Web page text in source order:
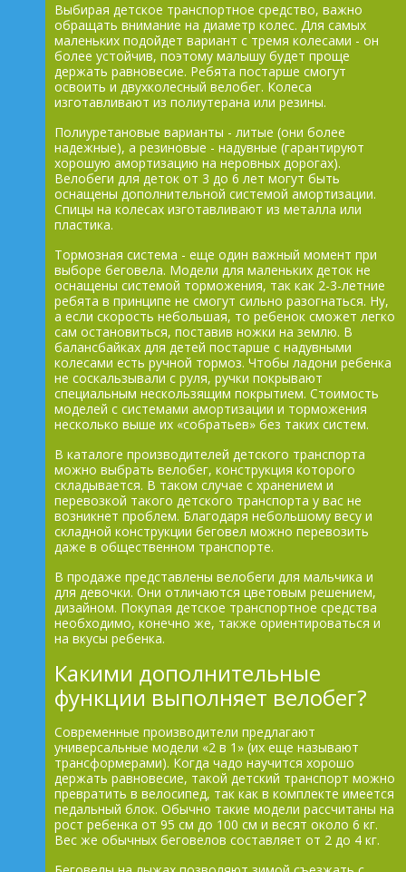
Выбирая детское транспортное средство, важно
обращать внимание на диаметр колес. Для самых
маленьких подойдет вариант с тремя колесами - он
более устойчив, поэтому малышу будет проще
держать равновесие. Ребята постарше смогут
освоить и двухколесный велобег. Колеса
изготавливают из полиутерана или резины.
Полиуретановые варианты - литые (они более
надежные), а резиновые - надувные (гарантируют
хорошую амортизацию на неровных дорогах).
Велобеги для деток от 3 до 6 лет могут быть
оснащены дополнительной системой амортизации.
Спицы на колесах изготавливают из металла или
пластика.
Тормозная система - еще один важный момент при
выборе беговела. Модели для маленьких деток не
оснащены системой торможения, так как 2-3-летние
ребята в принципе не смогут сильно разогнаться. Ну,
а если скорость небольшая, то ребенок сможет легко
сам остановиться, поставив ножки на землю. В
балансбайках для детей постарше с надувными
колесами есть ручной тормоз. Чтобы ладони ребенка
не соскальзывали с руля, ручки покрывают
специальным нескользящим покрытием. Стоимость
моделей с системами амортизации и торможения
несколько выше их «собратьев» без таких систем.
В каталоге производителей детского транспорта
можно выбрать велобег, конструкция которого
складывается. В таком случае с хранением и
перевозкой такого детского транспорта у вас не
возникнет проблем. Благодаря небольшому весу и
складной конструкции беговел можно перевозить
даже в общественном транспорте.
В продаже представлены велобеги для мальчика и
для девочки. Они отличаются цветовым решением,
дизайном. Покупая детское транспортное средства
необходимо, конечно же, также ориентироваться и
на вкусы ребенка.
Какими дополнительные
функции выполняет велобег?
Современные производители предлагают
универсальные модели «2 в 1» (их еще называют
трансформерами). Когда чадо научится хорошо
держать равновесие, такой детский транспорт можно
превратить в велосипед, так как в комплекте имеется
педальный блок. Обычно такие модели рассчитаны на
рост ребенка от 95 см до 100 см и весят около 6 кг.
Вес же обычных беговелов составляет от 2 до 4 кг.